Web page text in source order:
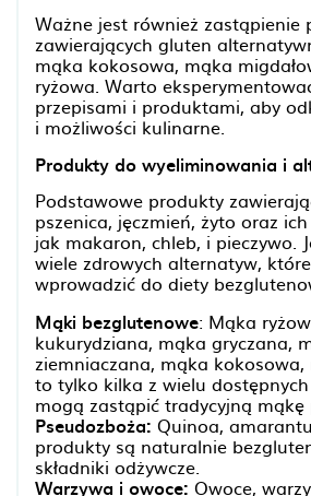
Ważne jest również zastąpienie
zawierających gluten
mąka kokosowa, mąka
ryżowa. Warto
przepisami i produktami, aby
i możliwości kulinarne.
Produkty do wyeliminowania i
Podstawowe produkty
pszenica, jęczmień, żyto oraz
jak makaron, chleb, i pieczywo.
wiele zdrowych alternatyw,
wprowadzić do diety
Mąki bezglutenowe: Mąka
kukurydziana, mąka gryczana,
ziemniaczana, mąka
to tylko kilka z wielu
mogą zastąpić tradycyjną mąkę
Pseudozboża: Quinoa,
produkty są naturalnie
składniki odżywcze.
Warzywa i owoce: Owoce,